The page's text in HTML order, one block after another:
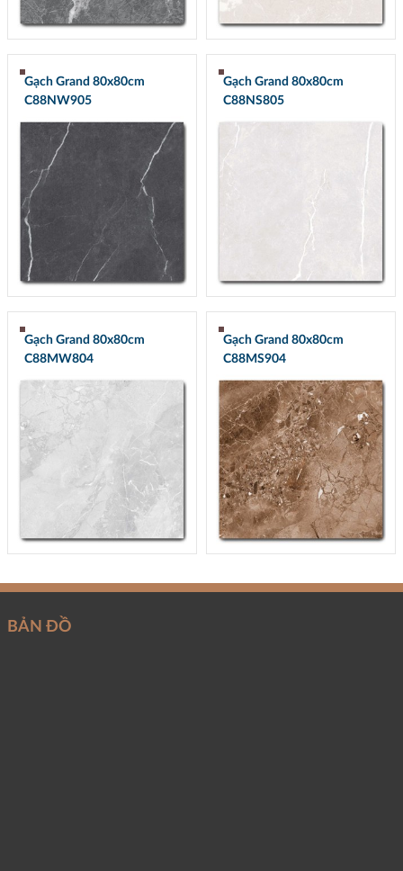
Gạch Grand 80x80cm
C88NW905
Gạch Grand 80x80cm
C88NS805
Gạch Grand 80x80cm
C88MW804
Gạch Grand 80x80cm
C88MS904
BẢN ĐỒ